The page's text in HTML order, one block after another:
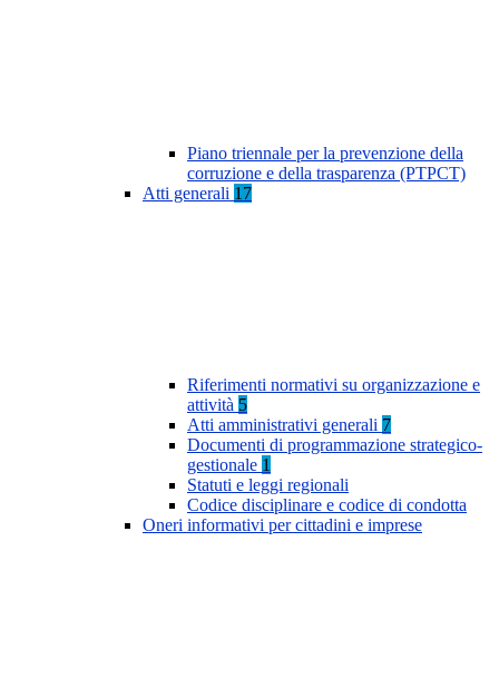
Piano triennale per la prevenzione della
corruzione e della trasparenza (PTPCT)
Atti generali 17
Riferimenti normativi su organizzazione e
attività 5
Atti amministrativi generali 7
Documenti di programmazione strategico-
gestionale 1
Statuti e leggi regionali
Codice disciplinare e codice di condotta
Oneri informativi per cittadini e imprese